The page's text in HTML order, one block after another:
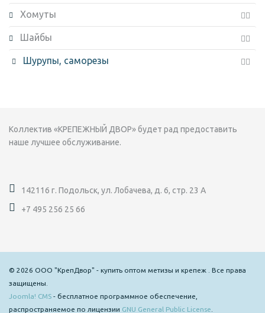
Хомуты
Шайбы
Шурупы, саморезы
Коллектив «КРЕПЕЖНЫЙ ДВОР» будет рад предоставить
наше лучшее обслуживание.
142116 г. Подольск, ул. Лобачева, д. 6, стр. 23 А
+7 495 256 25 66
© 2026 ООО "КрепДвор" - купить оптом метизы и крепеж . Все права
защищены.
Joomla! CMS - бесплатное программное обеспечение,
распространяемое по лицензии GNU General Public License